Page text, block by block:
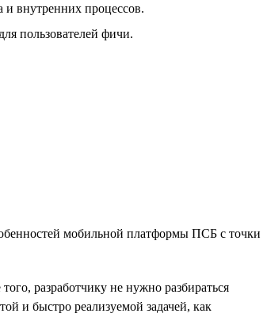
и внутренних процессов.
пользователей фичи.
мобильной платформы ПСБ с точки
разработчику не нужно разбираться
и быстро реализуемой задачей, как